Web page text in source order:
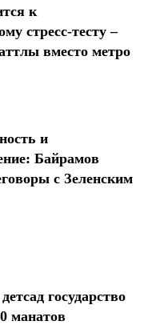
к
стресс-тесту –
вместо метро
и
Байрамов
с Зеленским
государство
манатов